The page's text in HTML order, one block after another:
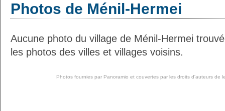
Photos de Ménil-Hermei
Aucune photo du village de Ménil-Hermei
les photos des villes et villages voisins.
Photos fournies par Panoramio et couvertes par les droits d'auteurs de